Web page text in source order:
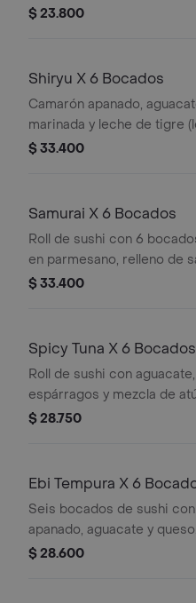
$ 23.800
Shiryu X 6 Bocados
Camarón apanado,
marinada y leche de tigre
picante).
$ 33.400
Samurai X 6 Bocados
Roll de sushi con 6
en parmesano, relleno de
fresco y aguacate, con
$ 33.400
Spicy Tuna X 6 Bocados
Roll de sushi con aguacate,
espárragos y mezcla de
6 bocados.
$ 28.750
Ebi Tempura X 6
Seis bocados de sushi
apanado, aguacate y queso
philadelphia, cubiertos con
$ 28.600